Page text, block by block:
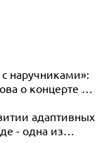
наручниками»:
о концерте в
адаптивных
- одна из